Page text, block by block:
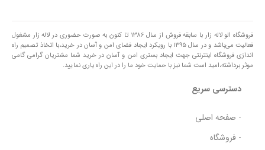
فروشگاه الو لاله زار با سابقه فروش از سال ۱۳۸۶ تا کنون به صورت حضوری در لاله زار مشغول
فعالیت می‌باشد و در سال ۱۳۹۵ با رویکرد ایجاد فضای امن و آسان در خرید،با اتخاذ تصمیم راه
اندازی فروشگاه اینترنتی جهت ایجاد بستری امن و آسان در خرید شما مشتریان گرامی گامی
موثر برداشته،امید است شما نیز با حمایت خود ما را در این راه یاری نمایید.
دسترسی سریع
- صفحه اصلی
- فروشگاه